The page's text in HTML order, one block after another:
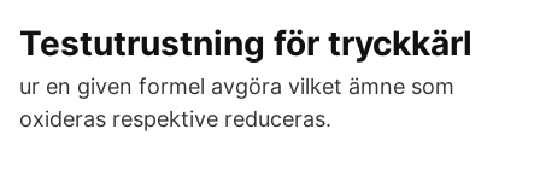
Testutrustning för tryckkärl
ur en given formel avgöra vilket ämne som
oxideras respektive reduceras.